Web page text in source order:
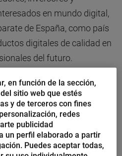
en mundo digital,
de España, como país
digitales de calidad en
del futuro.
encuentro, se centrará en
empresas con mayor
de los contenidos digitales
en función de la sección,
sitio web que estés
y de terceros con fines
redes
publicidad
un perfil elaborado a partir
Puedes aceptar todas,